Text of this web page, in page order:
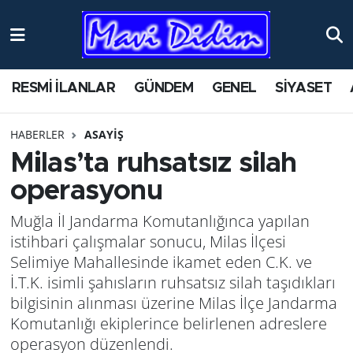
RESMİ İLANLAR GÜNDEM GENEL SİYASET
HABERLER ASAYİŞ
Milas’ta ruhsatsız silah
operasyonu
Muğla İl Jandarma Komutanlığınca yapılan
istihbari çalışmalar sonucu, Milas İlçesi
Selimiye Mahallesinde ikamet eden C.K. ve
İ.T.K. isimli şahısların ruhsatsız silah taşıdıkları
bilgisinin alınması üzerine Milas İlçe Jandarma
Komutanlığı ekiplerince belirlenen adreslere
operasyon düzenlendi.
ANTİK YERLER
AYDIN
BİLİM VE TEKNOLOJİ
ÇEVRE
EĞİTİM
EKONOMİ
GENEL
Nöbetçi Eczaneler
Namaz Vakitleri
Trafik Durumu
Süper Lig Puan Durumu ve Fikstür
Tüm Manşetler
Son Dakika Haberleri
Haber Arşivi